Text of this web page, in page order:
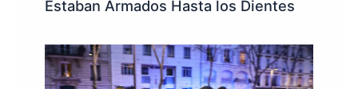
Estaban Armados Hasta los Dientes